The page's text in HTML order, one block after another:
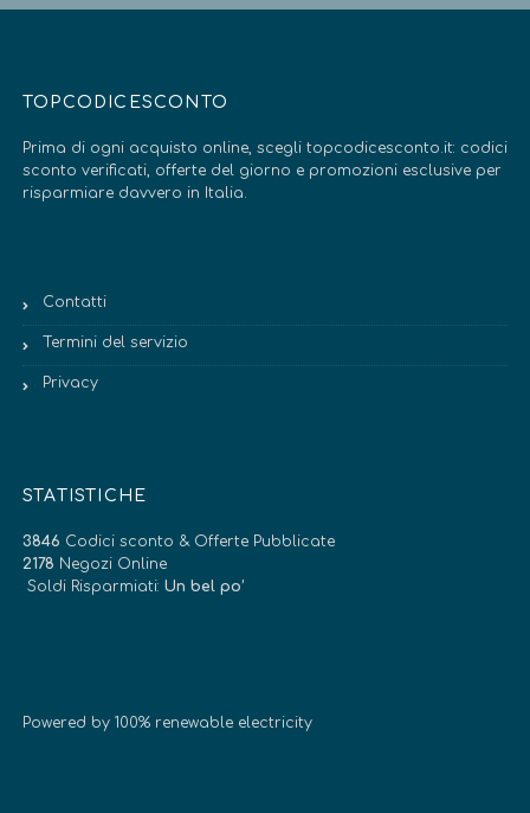
TOPCODICESCONTO
Prima di ogni acquisto online, scegli topcodicesconto.it: codici
sconto verificati, offerte del giorno e promozioni esclusive per
risparmiare davvero in Italia.
Contatti
Termini del servizio
Privacy
STATISTICHE
3846 Codici sconto & Offerte Pubblicate
2178 Negozi Online
Soldi Risparmiati: Un bel po’
Powered by 100% renewable electricity